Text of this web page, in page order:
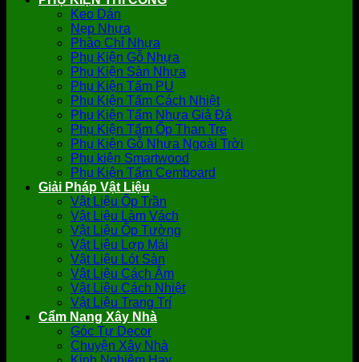
Keo Dán
Nẹp Nhựa
Phào Chỉ Nhựa
Phụ Kiện Gỗ Nhựa
Phụ Kiện Sàn Nhựa
Phụ Kiện Tấm PU
Phụ Kiện Tấm Cách Nhiệt
Phụ Kiện Tấm Nhựa Giả Đá
Phụ Kiện Tấm Ốp Than Tre
Phụ Kiện Gỗ Nhựa Ngoài Trời
Phụ kiện Smartwood
Phụ Kiện Tấm Cemboard
Giải Pháp Vật Liệu
Vật Liệu Ốp Trần
Vật Liệu Làm Vách
Vật Liệu Ốp Tường
Vật Liệu Lợp Mái
Vật Liệu Lót Sàn
Vật Liệu Cách Âm
Vật Liệu Cách Nhiệt
Vật Liệu Trang Trí
Cẩm Nang Xây Nhà
Góc Tự Decor
Chuyện Xây Nhà